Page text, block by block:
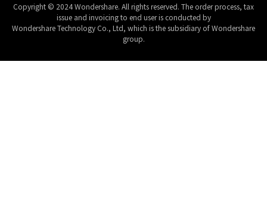
Copyright © 2024 Wondershare. All rights reserved. The order process, tax
issue and invoicing to end user is conducted by
Wondershare Technology Co., Ltd, which is the subsidiary of Wondershare
group.